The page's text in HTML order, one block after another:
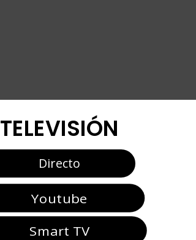
TELEVISIÓN
Directo
Youtube
Smart TV